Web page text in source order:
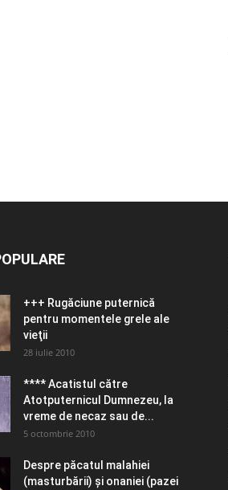
+++ Rugăciune puternică
pentru momentele grele ale
vieţii
28 iulie 2010
**** Acatistul către
Atotputernicul Dumnezeu, la
vreme de necaz sau de...
5 octombrie 2010
Despre păcatul malahiei
(masturbării) şi onaniei (pazei